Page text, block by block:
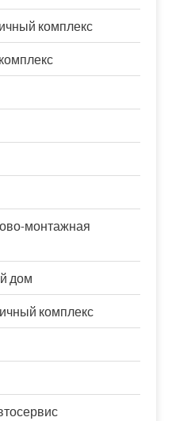
комплекс
монтажная
дом
комплекс